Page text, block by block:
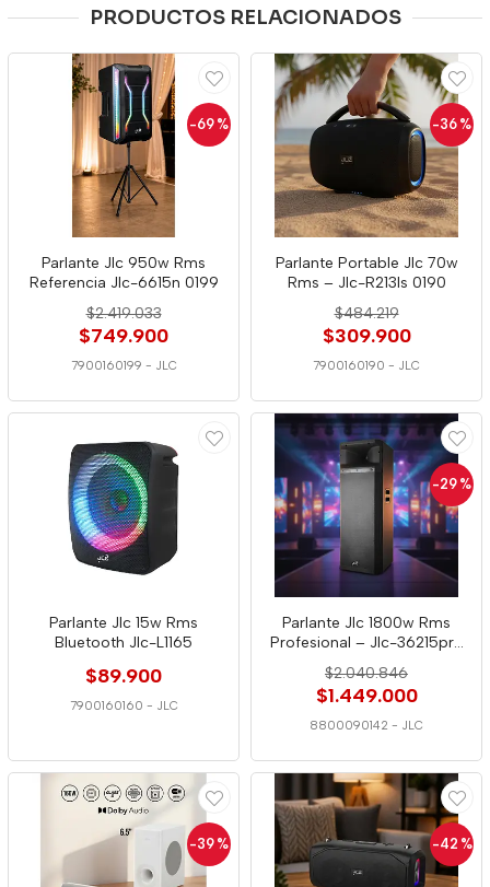
PRODUCTOS RELACIONADOS
-69 %
Parlante Jlc 950w Rms
Referencia Jlc-6615n 0199
$2.419.033
$749.900
7900160199 - JLC
-36 %
Parlante Portable Jlc 70w
Rms – Jlc-R213ls 0190
$484.219
$309.900
7900160190 - JLC
Parlante Jlc 15w Rms
Bluetooth Jlc-L1165
$89.900
7900160160 - JLC
-29 %
Parlante Jlc 1800w Rms
Profesional – Jlc-36215pro
$2.040.846
$1.449.000
8800090142 - JLC
-39 % -42 %